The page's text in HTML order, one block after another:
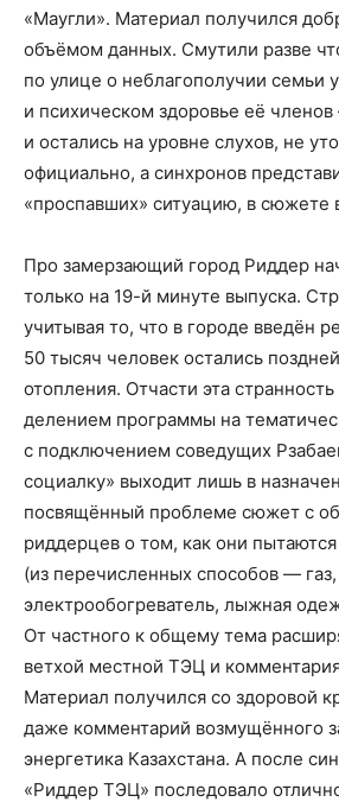
«Маугли». Материал получился
объёмом данных. Смутили разве
по улице о неблагополучии семьи
и психическом здоровье её
и остались на уровне слухов, не
официально, а синхронов
«проспавших» ситуацию, в
Про замерзающий город Риддер
только на 19-й минуте выпуска.
учитывая то, что в городе введён
50 тысяч человек остались
отопления. Отчасти эта
делением программы на
с подключением соведущих
социалку» выходит лишь в
посвящённый проблеме сюжет с
риддерцев о том, как они пытаются
(из перечисленных способов — газ,
электрообогреватель, лыжная
От частного к общему тема
ветхой местной ТЭЦ и
Материал получился со здоровой
даже комментарий возмущённого
энергетика Казахстана. А после
«Риддер ТЭЦ» последовало